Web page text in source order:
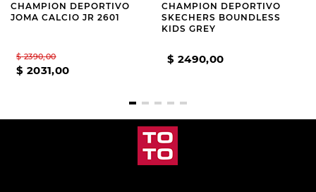
CHAMPION DEPORTIVO
JOMA CALCIO JR 2601
$ 2390,00
$ 2031,00
CHAMPION DEPORTIVO
SKECHERS BOUNDLESS
KIDS GREY
$ 2490,00